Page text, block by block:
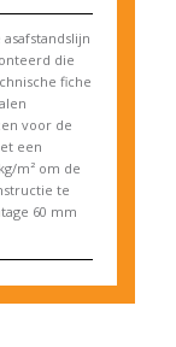
die
fiche
voor de
een
m² om de
te
60 mm